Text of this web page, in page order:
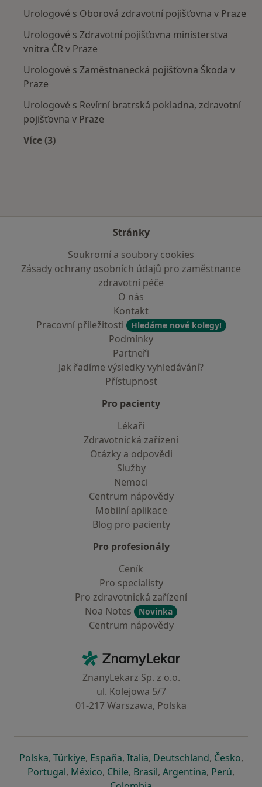
Urologové s Oborová zdravotní pojišťovna v Praze
Urologové s Zdravotní pojišťovna ministerstva
vnitra ČR v Praze
Urologové s Zaměstnanecká pojišťovna Škoda v
Praze
Urologové s Revírní bratrská pokladna, zdravotní
pojišťovna v Praze
Více (3)
Stránky
Soukromí a soubory cookies
Zásady ochrany osobních údajů pro zaměstnance
zdravotní péče
O nás
Kontakt
Pracovní příležitosti
Hledáme nové kolegy!
Podmínky
Partneři
Jak řadíme výsledky vyhledávání?
Přístupnost
Pro pacienty
Lékaři
Zdravotnická zařízení
Otázky a odpovědi
Služby
Nemoci
Centrum nápovědy
Mobilní aplikace
Blog pro pacienty
Pro profesionály
Ceník
Pro specialisty
Pro zdravotnická zařízení
Noa Notes
Novinka
Centrum nápovědy
ZnamyLekar - Hlavní stránka
ZnanyLekarz Sp. z o.o.
ul. Kolejowa 5/7
01-217 Warszawa, Polska
Polskase otevře v nové záložce
, Türkiyese otevře v nové záložce
, Españase otevře v nové záložce
, Italiase otevře v nové záložce
, Deutschlandse otevře v
, Českose
,
Portugalse otevře v nové záložce
, Méxicose otevře v nové záložce
, Chilese otevře v nové záložce
, Brasilse otevře v nové
, Argentinase otevře v
, Perúse
,